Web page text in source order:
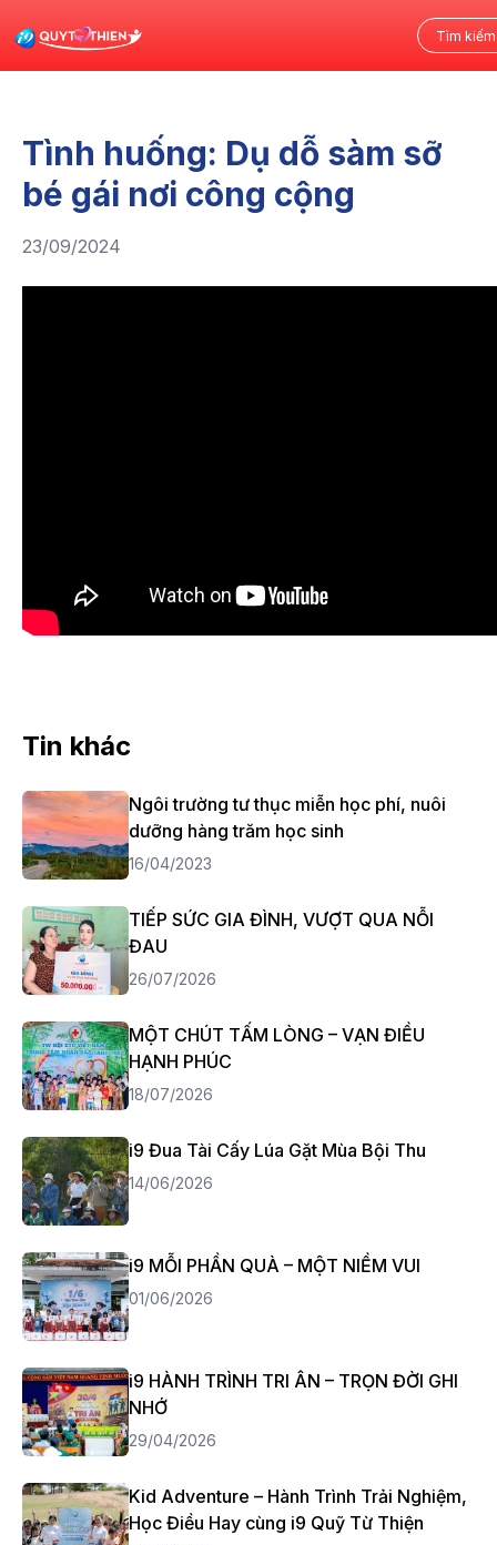
Tình huống: Dụ dỗ sàm sỡ
bé gái nơi công cộng
23/09/2024
Tin khác
Ngôi trường tư thục miễn học phí, nuôi
dưỡng hàng trăm học sinh
16/04/2023
TIẾP SỨC GIA ĐÌNH, VƯỢT QUA NỖI
ĐAU
26/07/2026
MỘT CHÚT TẤM LÒNG – VẠN ĐIỀU
HẠNH PHÚC
18/07/2026
i9 Đua Tài Cấy Lúa Gặt Mùa Bội Thu
14/06/2026
i9 MỖI PHẦN QUÀ – MỘT NIỀM VUI
01/06/2026
i9 HÀNH TRÌNH TRI ÂN – TRỌN ĐỜI GHI
NHỚ
29/04/2026
Kid Adventure – Hành Trình Trải Nghiệm,
Học Điều Hay cùng i9 Quỹ Từ Thiện